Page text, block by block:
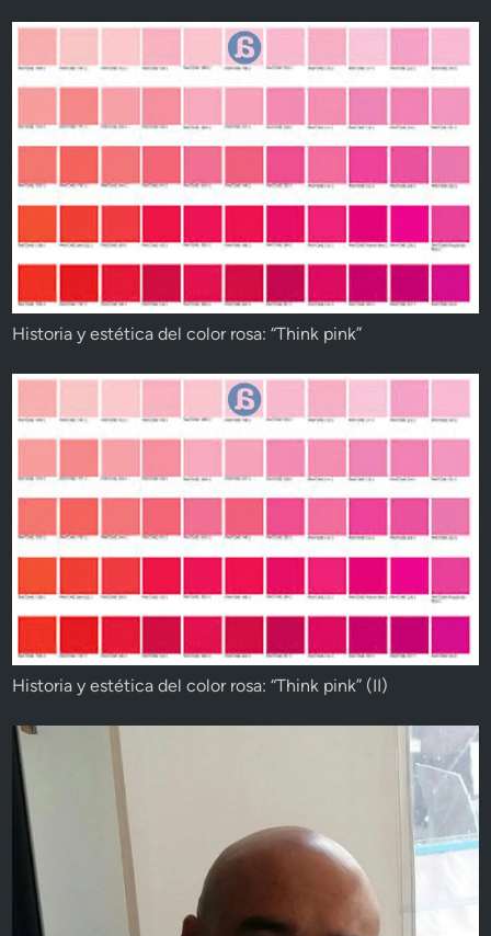
Historia y estética del color rosa: “Think pink”
Historia y estética del color rosa: “Think pink” (II)